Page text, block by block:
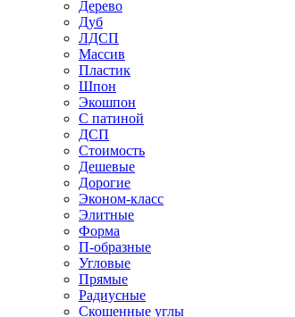
Дерево
Дуб
ЛДСП
Массив
Пластик
Шпон
Экошпон
С патиной
ДСП
Стоимость
Дешевые
Дорогие
Эконом-класс
Элитные
Форма
П-образные
Угловые
Прямые
Радиусные
Скошенные углы